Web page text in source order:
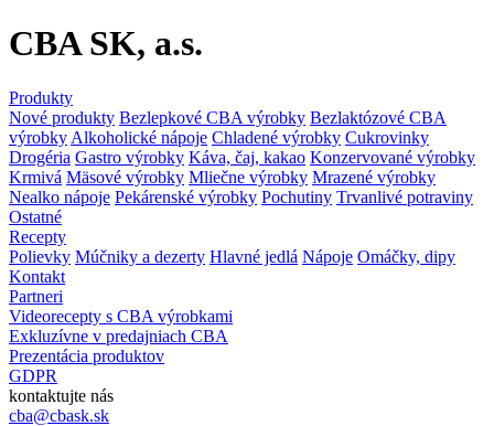
CBA SK, a.s.
Produkty
Nové produkty Bezlepkové CBA výrobky Bezlaktózové CBA
výrobky Alkoholické nápoje Chladené výrobky Cukrovinky
Drogéria Gastro výrobky Káva, čaj, kakao Konzervované výrobky
Krmivá Mäsové výrobky Mliečne výrobky Mrazené výrobky
Nealko nápoje Pekárenské výrobky Pochutiny Trvanlivé potraviny
Ostatné
Recepty
Polievky Múčniky a dezerty Hlavné jedlá Nápoje Omáčky, dipy
Kontakt
Partneri
Videorecepty s CBA výrobkami
Exkluzívne v predajniach CBA
Prezentácia produktov
GDPR
kontaktujte nás
cba@cbask.sk